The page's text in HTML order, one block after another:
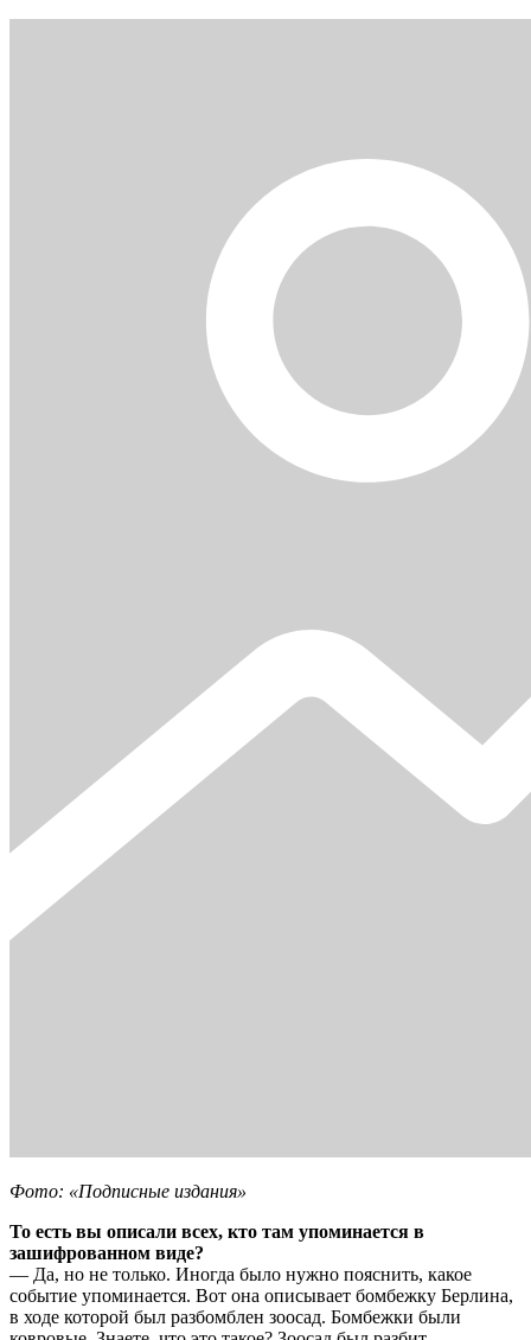
Фото: «Подписные издания»
То есть вы описали всех, кто там упоминается в
зашифрованном виде?
— Да, но не только. Иногда было нужно пояснить, какое
событие упоминается. Вот она описывает бомбежку Берлина,
в ходе которой был разбомблен зоосад. Бомбежки были